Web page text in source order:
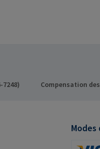
7248) Compensation